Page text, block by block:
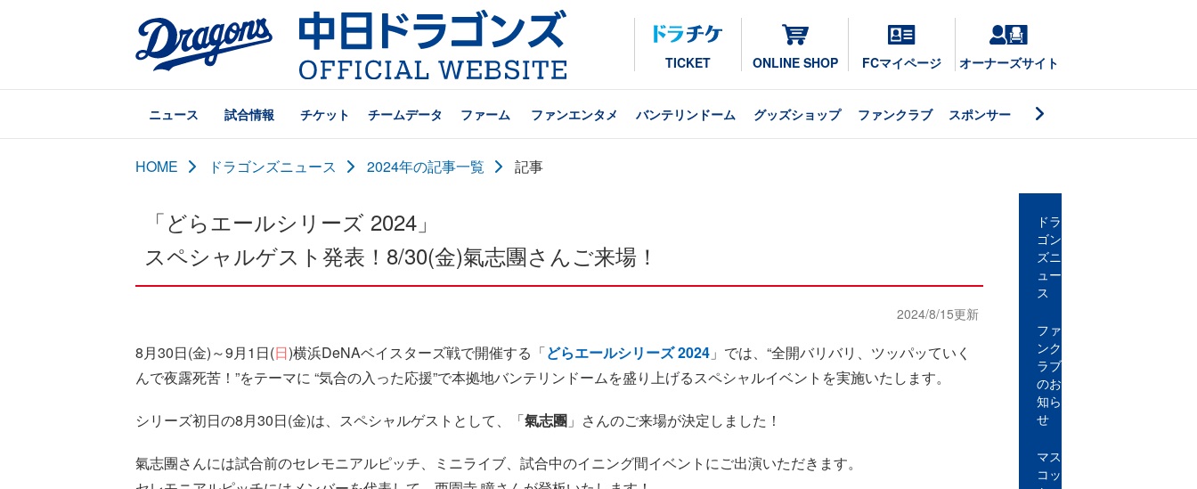
TICKET ONLINE SHOP FCマイページ オーナーズサイト
ニュース 試合情報 チケット チームデータ ファーム ファンエンタメ バンテリンドーム グッズショップ ファンクラブ スポンサー
HOME ドラゴンズニュース 2024年の記事一覧 記事
「どらエールシリーズ 2024」
スペシャルゲスト発表！8/30(金)氣志團さんご来場！
2024/8/15更新
8月30日(金)～9月1日(日)横浜DeNAベイスターズ戦で開催する「どらエールシリーズ 2024 」では、“全開バリバリ、ツッパッていく
んで夜露死苦！”をテーマに “気合の入った応援”で本拠地バンテリンドームを盛り上げるスペシャルイベントを実施いたします。
シリーズ初日の8月30日(金)は、スペシャルゲストとして、「氣志團 」さんのご来場が決定しました！
氣志團さんには試合前のセレモニアルピッチ、ミニライブ、試合中のイニング間イベントにご出演いただきます。
ドラ
ゴン
ズニ
ュー
ス
ファ
ンク
ラブ
のお
知ら
せ
マス
コッ